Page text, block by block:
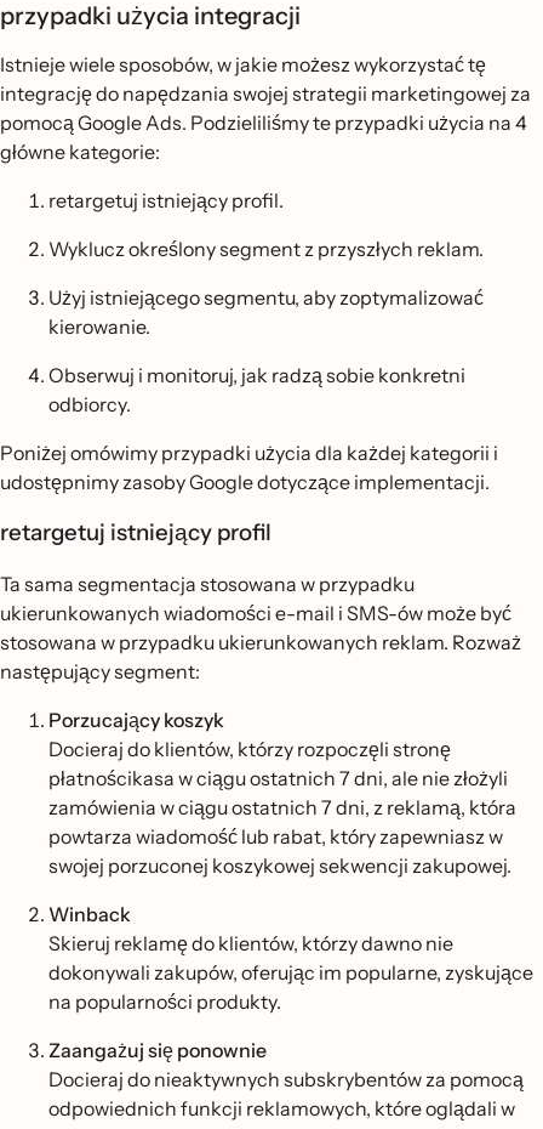
przypadki użycia integracji
Istnieje wiele sposobów, w jakie możesz wykorzystać tę
integrację do napędzania swojej strategii marketingowej za
pomocą Google Ads. Podzieliliśmy te przypadki użycia na 4
główne kategorie:
retargetuj istniejący profil.
Wyklucz określony segment z przyszłych reklam.
Użyj istniejącego segmentu, aby zoptymalizować
kierowanie.
Obserwuj i monitoruj, jak radzą sobie konkretni
odbiorcy.
Poniżej omówimy przypadki użycia dla każdej kategorii i
udostępnimy zasoby Google dotyczące implementacji.
retargetuj istniejący profil
Ta sama segmentacja stosowana w przypadku
ukierunkowanych wiadomości e-mail i SMS-ów może być
stosowana w przypadku ukierunkowanych reklam. Rozważ
następujący segment:
Porzucający koszyk
Docieraj do klientów, którzy rozpoczęli stronę
płatnościkasa w ciągu ostatnich 7 dni, ale nie złożyli
zamówienia w ciągu ostatnich 7 dni, z reklamą, która
powtarza wiadomość lub rabat, który zapewniasz w
swojej porzuconej koszykowej sekwencji zakupowej.
Winback
Skieruj reklamę do klientów, którzy dawno nie
dokonywali zakupów, oferując im popularne, zyskujące
na popularności produkty.
Zaangażuj się ponownie
Docieraj do nieaktywnych subskrybentów za pomocą
odpowiednich funkcji reklamowych, które oglądali w